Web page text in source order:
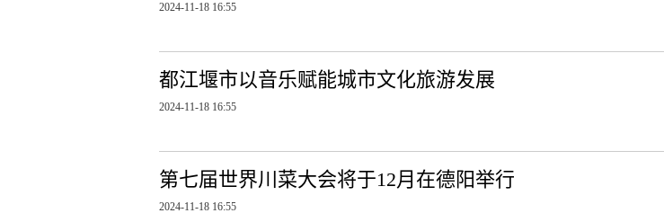
2024-11-18 16:55
都江堰市以音乐赋能城市文化旅游发展
2024-11-18 16:55
第七届世界川菜大会将于12月在德阳举行
2024-11-18 16:55